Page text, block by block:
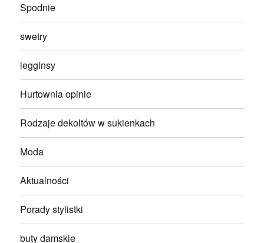
Spodnie
swetry
legginsy
Hurtownia opinie
Rodzaje dekoltów w sukienkach
Moda
Aktualności
Porady stylistki
buty damskie